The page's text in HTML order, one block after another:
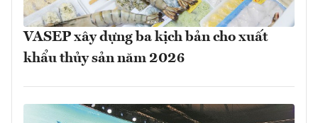
VASEP xây dựng ba kịch bản cho xuất
khẩu thủy sản năm 2026